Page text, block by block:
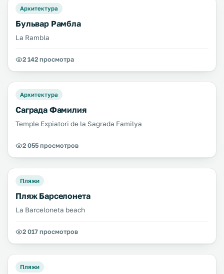
Архитектура
Бульвар Рамбла
La Rambla
2 142 просмотра
Архитектура
Саграда Фамилия
Temple Expiatori de la Sagrada Familya
2 055 просмотров
Пляжи
Пляж Барселонета
La Barceloneta beach
2 017 просмотров
Пляжи